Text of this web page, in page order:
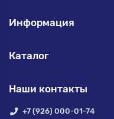
Информация
Каталог
Наши контакты
+7 (926) 000-01-74